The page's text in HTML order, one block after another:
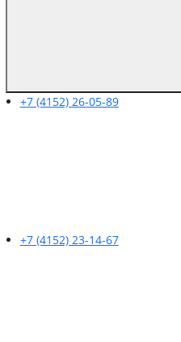
+7 (4152) 26-05-89
+7 (4152) 23-14-67